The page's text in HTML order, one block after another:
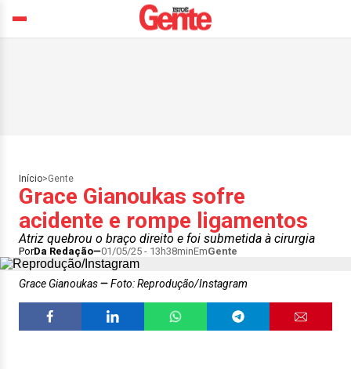
Início>Gente
Grace Gianoukas sofre
acidente e rompe ligamentos
Atriz quebrou o braço direito e foi submetida à cirurgia
PorDa Redação 01/05/25 - 13h38minEmGente
Grace Gianoukas Foto: Reprodução/Instagram